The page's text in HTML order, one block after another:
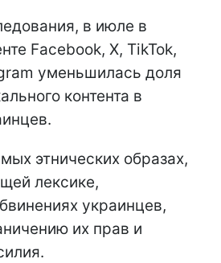
в июле в
Facebook, X, TikTok,
уменьшилась доля
контента в
этнических образах,
лексике,
украинцев,
их прав и